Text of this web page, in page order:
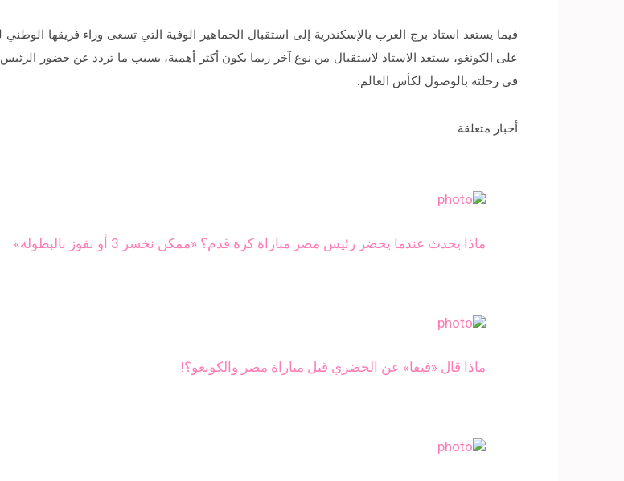
على الكونغو، يستعد الاستاد لاستقبال من نوع آخر ربما يكون أكثر أهمية، بسبب ما تردد عن حضور
في رحلته بالوصول لكأس العالم.
أخبار متعلقة
ماذا يحدث عندما يحضر رئيس مصر مباراة كرة قدم؟ «ممكن نخسر 3 أو نفوز بالبطولة»
ماذا قال «فيفا» عن الحضري قبل مباراة مصر والكونغو؟!